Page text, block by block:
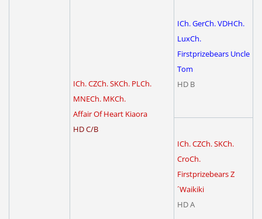
ICh. CZCh. SKCh. PLCh.
MNECh. MKCh.
Affair Of Heart Kiaora
HD C/B
ICh.GerCh. VDHCh.
LuxCh.
Firstprizebears Uncle
Tom
HD B
ICh. CZCh. SKCh.
CroCh.
Firstprizebears Z
´Waikiki
HD A